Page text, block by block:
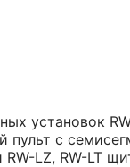
установок
пульт с
LZ, RW-LT